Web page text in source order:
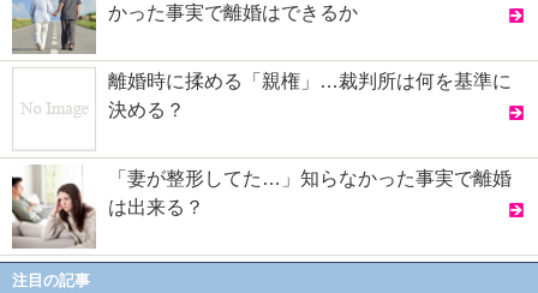
かった事実で離婚はできるか
離婚時に揉める「親権」…裁判所は何を基準に
決める？
「妻が整形してた…」知らなかった事実で離婚
は出来る？
注目の記事